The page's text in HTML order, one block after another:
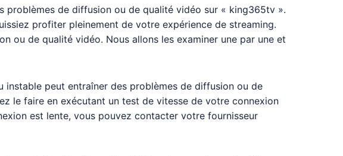
problèmes de diffusion ou de qualité vidéo sur « king365tv ».
profiter pleinement de votre expérience de streaming.
ou de qualité vidéo. Nous allons les examiner une par une et
peut entraîner des problèmes de diffusion ou de
le faire en exécutant un test de vitesse de votre connexion
est lente, vous pouvez contacter votre fournisseur